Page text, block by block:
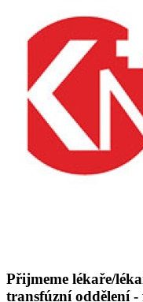
Přijmeme lékaře/
transfúzní oddělení